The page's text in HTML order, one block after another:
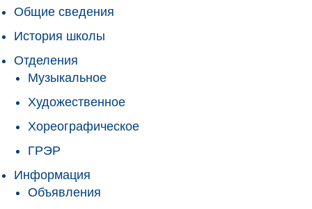
Общие сведения
История школы
Отделения
Музыкальное
Художественное
Хореографическое
ГРЭР
Информация
Объявления